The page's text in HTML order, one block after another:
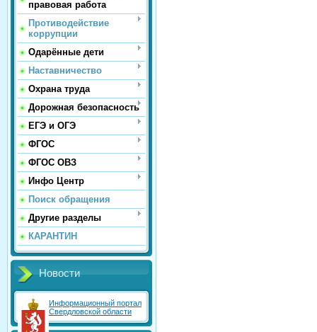
правовая работа
Противодействие
коррупции
Одарённые дети
Наставничество
Охрана труда
Дорожная безопасность
ЕГЭ и ОГЭ
ФГОС
ФГОС ОВЗ
Инфо Центр
Поиск обращения
Другие разделы
КАРАНТИН
Новости
Информационный портал
Свердловской области